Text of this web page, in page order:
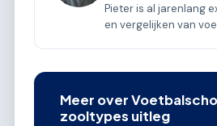
Pieter is al jarenlang
en vergelijken van
Meer over
zooltypes uitleg